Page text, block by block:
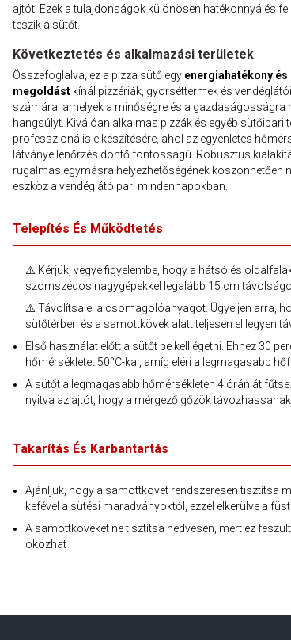
ajtót. Ezek a tulajdonságok különösen hatékonnyá és
teszik a sütőt.
Következtetés és alkalmazási területek
Összefoglalva, ez a pizza sütő egy energiahatékony
megoldást kínál pizzériák, gyorséttermek és
számára, amelyek a minőségre és a gazdaságosságra
hangsúlyt. Kiválóan alkalmas pizzák és egyéb sütőipari
professzionális elkészítésére, ahol az egyenletes
látványellenőrzés döntő fontosságú. Robusztus
rugalmas egymásra helyezhetőségének köszönhetően
eszköz a vendéglátóipari mindennapokban.
Telepítés És Működtetés
⚠️ Kérjük, vegye figyelembe, hogy a hátsó és
szomszédos nagygépekkel legalább 15 cm
⚠️ Távolítsa el a csomagolóanyagot. Ügyeljen arra,
sütőtérben és a samottkövek alatt teljesen el legyen
Első használat előtt a sütőt be kell égetni. Ehhez 30
hőmérsékletet 50°C-kal, amíg eléri a legmagasabb
A sütőt a legmagasabb hőmérsékleten 4 órán át
nyitva az ajtót, hogy a mérgező gőzök távozhassanak
Takarítás És Karbantartás
Ajánljuk, hogy a samottkövet rendszeresen tisztítsa
kefével a sütési maradványoktól, ezzel elkerülve a
A samottköveket ne tisztítsa nedvesen, mert ez
okozhat